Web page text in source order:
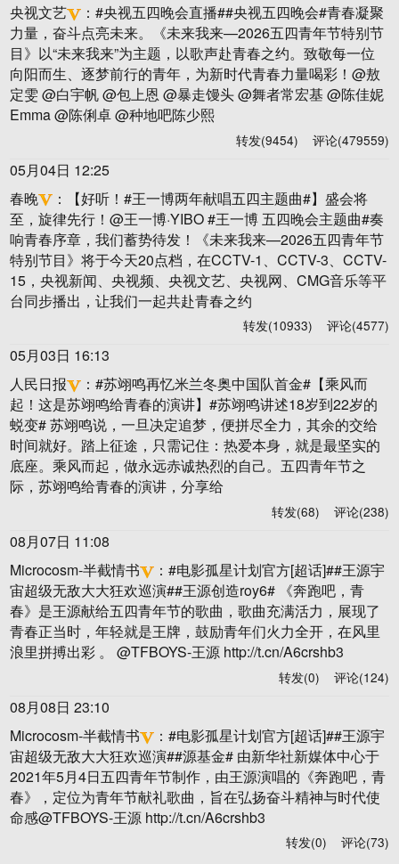
央视文艺
：#央视五四晚会直播##央视五四晚会#青春凝聚
力量，奋斗点亮未来。《未来我来—2026五四青年节特别节
目》以“未来我来”为主题，以歌声赴青春之约。致敬每一位
向阳而生、逐梦前行的青年，为新时代青春力量喝彩！@敖
定雯 @白宇帆 @包上恩 @暴走馒头 @舞者常宏基 @陈佳妮
Emma @陈俐卓 @种地吧陈少熙 ​
评论(479559)
转发(9454)
05月04日 12:25
春晚
：
【好听！#王一博两年献唱五四主题曲#】盛会将
至，旋律先行！@王一博·YIBO #王一博 五四晚会主题曲#奏
响青春序章，我们蓄势待发！《未来我来—2026五四青年节
特别节目》将于今天20点档，在CCTV-1、CCTV-3、CCTV-
15，央视新闻、央视频、央视文艺、央视网、CMG音乐等平
台同步播出，让我们一起共赴青春之约 ​
评论(4577)
转发(10933)
05月03日 16:13
人民日报
：#苏翊鸣再忆米兰冬奥中国队首金#【乘风而
起！这是苏翊鸣给青春的演讲】#苏翊鸣讲述18岁到22岁的
蜕变# 苏翊鸣说，一旦决定追梦，便拼尽全力，其余的交给
时间就好。踏上征途，只需记住：热爱本身，就是最坚实的
底座。乘风而起，做永远赤诚热烈的自己。五四青年节之
际，苏翊鸣给青春的演讲，分享给 ​
评论(238)
转发(68)
08月07日 11:08
Microcosm-半截情书
：#电影孤星计划官方[超话]##王源宇
宙超级无敌大大狂欢巡演##王源创造roy6# 《奔跑吧，青
春》是王源献给五四青年节的歌曲，歌曲充满活力，展现了
青春正当时，年轻就是王牌，鼓励青年们火力全开，在风里
浪里拼搏出彩 。 @TFBOYS-王源 http://t.cn/A6crshb3 ​
评论(124)
转发(0)
08月08日 23:10
Microcosm-半截情书
：#电影孤星计划官方[超话]##王源宇
宙超级无敌大大狂欢巡演##源基金# 由新华社新媒体中心于
2021年5月4日五四青年节制作，由王源演唱的《奔跑吧，青
春》，定位为青年节献礼歌曲，旨在弘扬奋斗精神与时代使
命感@TFBOYS-王源 http://t.cn/A6crshb3 ​
评论(73)
转发(0)